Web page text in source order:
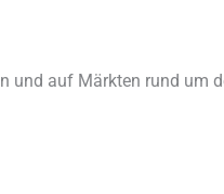
und auf Märkten rund um